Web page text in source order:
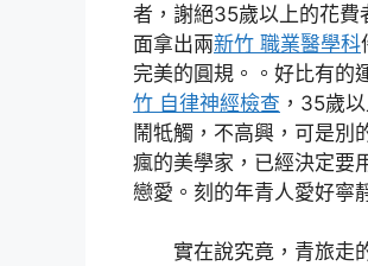
者，謝絕35歲以上的花費
面拿出兩新竹 職業醫學科
完美的圓規。。好比有的
竹 自律神經檢查 ，35歲
鬧牴觸，不高興，可是別
瘋的美學家，已經決定要
戀愛。刻的年青人愛好寧
實在說究竟，青旅走